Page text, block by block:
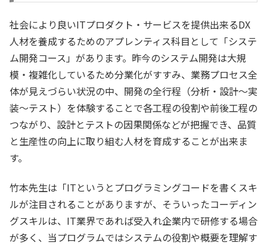
社会により良いITプロダクト・サービスを提供出来るDX
人材を養成するためのアプレンティス科目として「システ
ム開発コース」があります。昨今のシステム開発は大規
模・複雑化しているため分業化がすすみ、業務プロセス全
体が見えづらい状況の中、開発の全行程（分析・設計～実
装～テスト）を体験することで各工程の役割や前後工程の
つながり、設計とテストの因果関係などが把握でき、品質
と生産性の向上に取り組む人材を育成することが出来ま
す。
竹本先生は「ITというとプログラミングコードを書くスキ
ルが注目されることがありますが、そういったコーディン
グスキルは、IT業界であれば受入れ企業内で研修する場合
が多く、当プログラムではシステムの役割や概要を理解す